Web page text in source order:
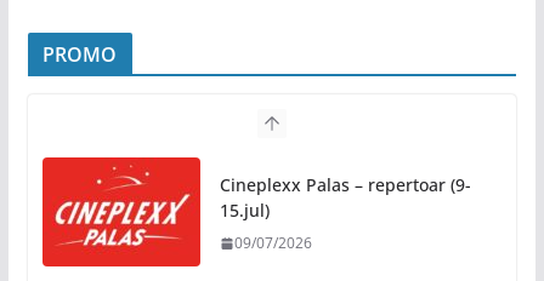
druženju ovog ljeta: Subota, 1. avgust, od 19.00
časova, u Parku „Mladen Stojanović“
Preporuke građanima povodom toplotnog talasa
31/07/2026
Novo mjesto u našem gradu: Otvoren amfiteatar
PROMO
Cineplexx Palas – repertoar (9-
15.jul)
09/07/2026